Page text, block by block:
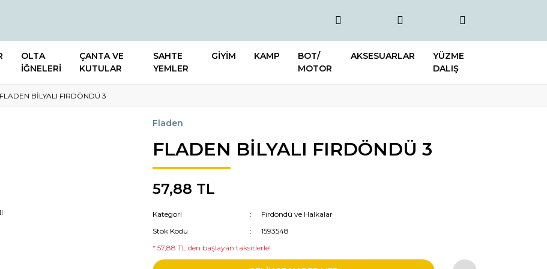
OLTA
İĞNELERİ
ÇANTA VE
KUTULAR
SAHTE
YEMLER
GİYİM KAMP
BOT/
MOTOR
AKSESUARLAR
YÜZME
DALIŞ
FLADEN BİLYALI FIRDÖNDÜ 3
Fladen
FLADEN BİLYALI FIRDÖNDÜ 3
57,88 TL
Kategori
Fırdöndü ve Halkalar
Stok Kodu
1593548
* 57,88 TL den başlayan taksitlerle!